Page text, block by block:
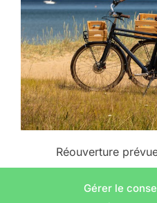
Gérer le
Réouverture
Bel été